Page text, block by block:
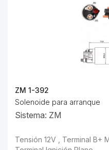
ZM 1-392
Solenoide para arranque
Sistema: ZM
Tensión 12V , Terminal B+